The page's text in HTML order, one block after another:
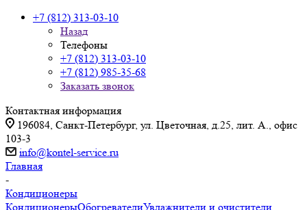
+7 (812) 313-03-10
Назад
Телефоны
+7 (812) 313-03-10
+7 (812) 985-35-68
Заказать звонок
Контактная информация
196084, Санкт-Петербург, ул. Цветочная, д.25, лит. А., офис
103-3
info@kontel-service.ru
Главная
-
Кондиционеры
КондиционерыОбогревателиУвлажнители и очистители